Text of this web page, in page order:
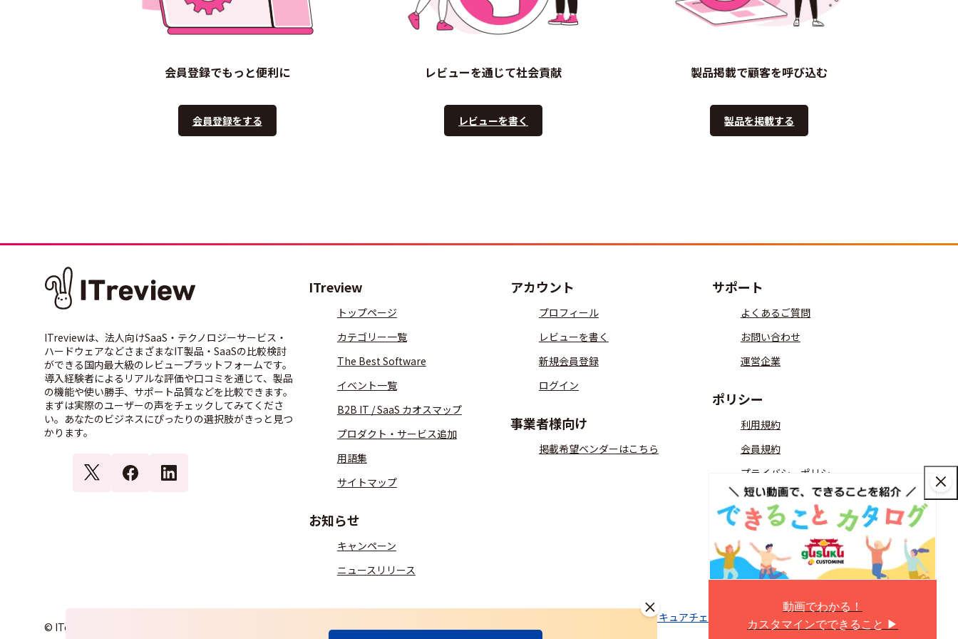
会員登録でもっと便利に
会員登録をする
レビューを通じて社会貢献
レビューを書く
製品掲載で顧客を呼び込む
製品を掲載する
動画でわかる！
カスタマインでできること ▶
ITreviewは、法人向けSaaS・テクノロジーサービス・
ハードウェアなどさまざまなIT製品・SaaSの比較検討
ができる国内最大級のレビュープラットフォームです。
導入経験者によるリアルな評価や口コミを通じて、製品
の機能や使い勝手、サポート品質などを比較できます。
まずは実際のユーザーの声をチェックしてみてくださ
い。あなたのビジネスにぴったりの選択肢がきっと見つ
かります。
ITreview
トップページ
カテゴリー一覧
The Best Software
イベント一覧
B2B IT / SaaS カオスマップ
プロダクト・サービス追加
用語集
サイトマップ
お知らせ
キャンペーン
ニュースリリース
アカウント
プロフィール
レビューを書く
新規会員登録
ログイン
事業者様向け
掲載希望ベンダーはこちら
サポート
よくあるご質問
お問い合わせ
運営企業
ポリシー
利用規約
会員規約
プライバシーポリシー
コミュニティガイドライン
ITreview Gridの算出方法
匿名加工情報
© ITcrowd Corp. All Rights Reserved.
SaaSセキュアチェック ITreviewLaboITreviewオンラインストア